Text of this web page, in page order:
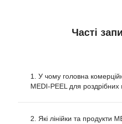
Часті
1. У чому головна
MEDI-PEEL для роздрібних
2. Які лінійки та продукти